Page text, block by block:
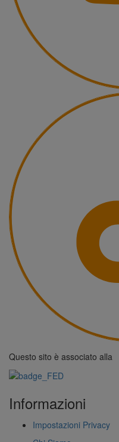
Questo sito è associato alla
Informazioni
Impostazioni Privacy